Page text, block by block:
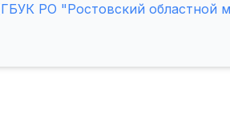
РО "Ростовский областной